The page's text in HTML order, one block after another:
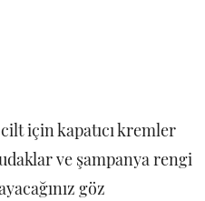
için kapatıcı kremler
ve şampanya rengi
göz